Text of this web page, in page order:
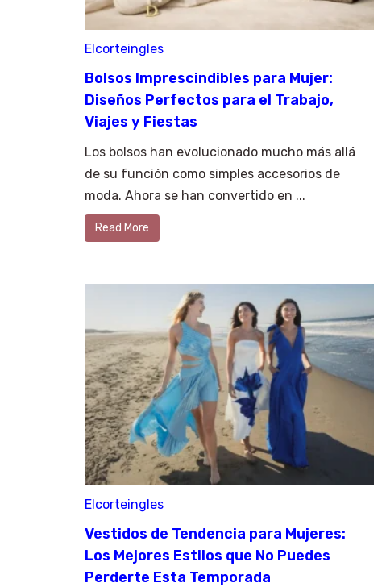
Elcorteingles
Bolsos Imprescindibles para Mujer:
Diseños Perfectos para el Trabajo,
Viajes y Fiestas
Los bolsos han evolucionado mucho más allá
de su función como simples accesorios de
moda. Ahora se han convertido en ...
Read More
Elcorteingles
Vestidos de Tendencia para Mujeres:
Los Mejores Estilos que No Puedes
Perderte Esta Temporada